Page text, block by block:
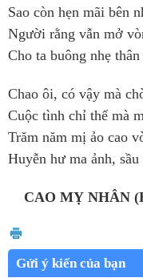
Sao còn hẹn mãi bên
Người rằng vẫn mở
Cho ta buông nhẹ
Chao ôi, có vậy mà
Cuộc tình chỉ thế mà
Trăm năm mị ảo cao
Huyễn hư ma ảnh,
CAO MỴ NHÂN
Gửi ý kiến của bạn